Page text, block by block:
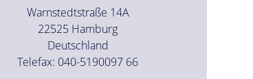
Warnstedtstraße 14A
22525 Hamburg
Deutschland
Telefax: 040-5190097 66